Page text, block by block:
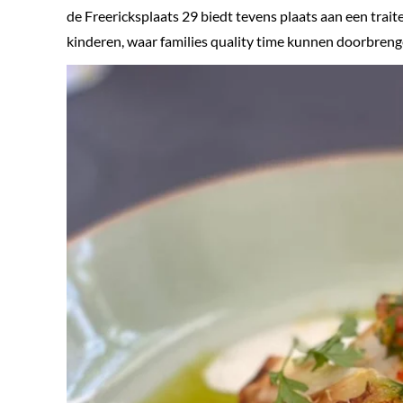
de Freericksplaats 29 biedt tevens plaats aan een
kinderen, waar families quality time kunnen